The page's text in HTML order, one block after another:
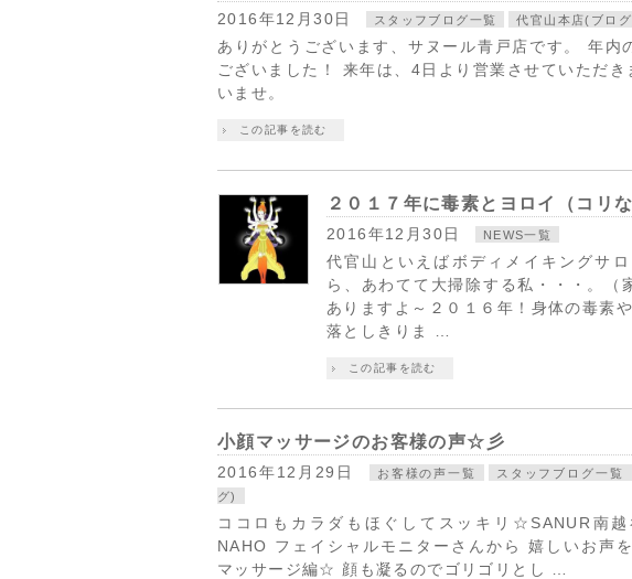
2016年12月30日 スタッフブログ一覧 代官山本店(ブロ
ありがとうございます、サヌール青戸店です。 年内
ございました！ 来年は、4日より営業させていただ
いませ。
この記事を読む
２０１７年に毒素とヨロイ（コリ
2016年12月30日 NEWS一覧
代官山といえばボディメイキングサ
ら、あわてて大掃除する私・・・。（
ありますよ～２０１６年！身体の毒素
落としきりま …
この記事を読む
小顔マッサージのお客様の声☆彡
2016年12月29日 お客様の声一覧 スタッフブログ一覧
グ)
ココロもカラダもほぐしてスッキリ☆SANUR南
NAHO フェイシャルモニターさんから 嬉しいお声
マッサージ編☆ 顔も凝るのでゴリゴリとし …